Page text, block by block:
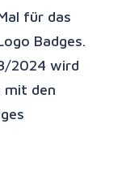
für das
Badges.
2024 wird
mit den